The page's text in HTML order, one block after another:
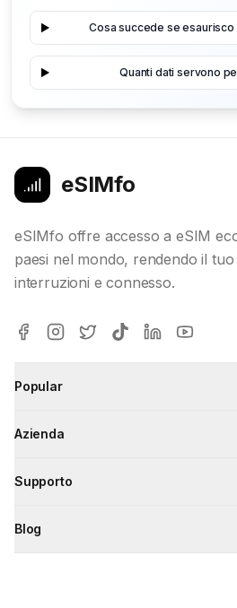
Cosa succede se esaurisco
Quanti dati servono
eSIMfo
eSIMfo offre accesso a eSIM
paesi nel mondo, rendendo il tuo
interruzioni e connesso.
Popular
Azienda
Supporto
Blog